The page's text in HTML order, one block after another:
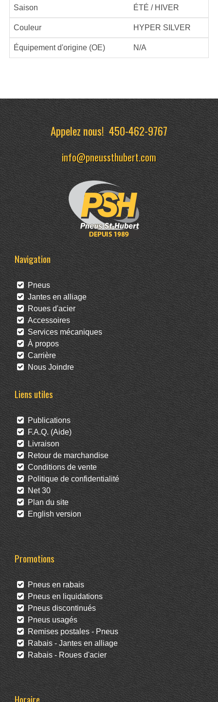
Saison ÉTÉ / HIVER
Couleur HYPER SILVER
Équipement d'origine (OE) N/A
Appelez nous!450-462-9767
info@pneussthubert.com
Navigation
Pneus
Jantes en alliage
Roues d'acier
Accessoires
Services mécaniques
À propos
Carrière
Nous Joindre
Liens utiles
Publications
F.A.Q. (Aide)
Livraison
Retour de marchandise
Conditions de vente
Politique de confidentialité
Net 30
Plan du site
English version
Promotions
Pneus en rabais
Pneus en liquidations
Pneus discontinués
Pneus usagés
Remises postales - Pneus
Rabais - Jantes en alliage
Rabais - Roues d'acier